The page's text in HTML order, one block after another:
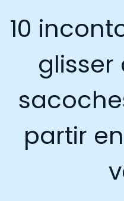
10
glisser
partir